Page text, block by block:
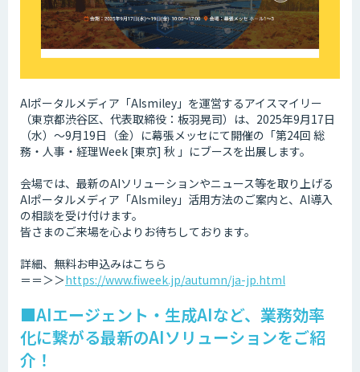
AIポータルメディア「AIsmiley」を運営するアイスマイリー
（東京都渋谷区、代表取締役：板羽晃司）は、2025年9月17日
（水）～9月19日（金）に幕張メッセにて開催の「第24回 総
務・人事・経理Week [東京] 秋 」にブースを出展します。
会場では、最新のAIソリューションやニュース等を取り上げる
AIポータルメディア「AIsmiley」活用方法のご案内と、AI導入
の相談を受け付けます。
皆さまのご来場を心よりお待ちしております。
詳細、無料お申込みはこちら
＝＝＞＞https://www.fiweek.jp/autumn/ja-jp.html
■AIエージェント・生成AIなど、業務効率
化に繋がる最新のAIソリューションをご紹
介！